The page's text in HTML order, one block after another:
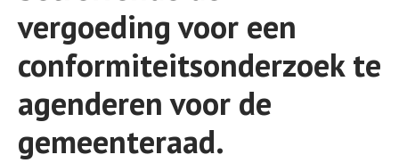
vergoeding voor een
conformiteitsonderzoek te
agenderen voor de
gemeenteraad.